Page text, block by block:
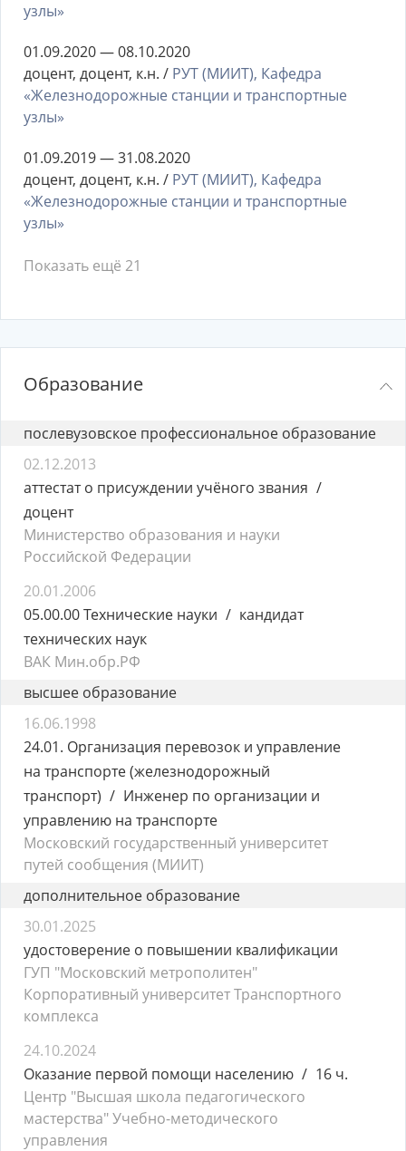
узлы»
01.09.2020 — 08.10.2020
доцент, доцент, к.н. / РУТ (МИИТ), Кафедра
«Железнодорожные станции и транспортные
узлы»
01.09.2019 — 31.08.2020
доцент, доцент, к.н. / РУТ (МИИТ), Кафедра
«Железнодорожные станции и транспортные
узлы»
Показать ещё 21
Образование
послевузовское профессиональное образование
02.12.2013
аттестат о присуждении учёного звания
доцент
Министерство образования и науки
Российской Федерации
20.01.2006
05.00.00 Технические науки
кандидат
технических наук
ВАК Мин.обр.РФ
высшее образование
16.06.1998
24.01. Организация перевозок и управление
на транспорте (железнодорожный
транспорт)
Инженер по организации и
управлению на транспорте
Московский государственный университет
путей сообщения (МИИТ)
дополнительное образование
30.01.2025
удостоверение о повышении квалификации
ГУП "Московский метрополитен"
Корпоративный университет Транспортного
комплекса
24.10.2024
Оказание первой помощи населению
16 ч.
Центр "Высшая школа педагогического
мастерства" Учебно-методического
управления